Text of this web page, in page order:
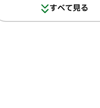
すべて見る